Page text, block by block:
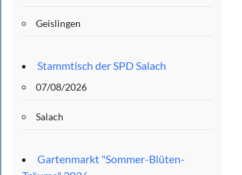
Geislingen
Stammtisch der SPD Salach
07/08/2026
Salach
Gartenmarkt "Sommer-Blüten-